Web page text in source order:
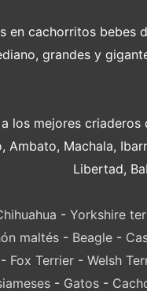
en cachorritos bebes
grandes y
los mejores
Ambato, Machala,
Libertad,
- Yorkshire
maltés- Beagle-
Fox Terrier- Welsh
- Gatos-